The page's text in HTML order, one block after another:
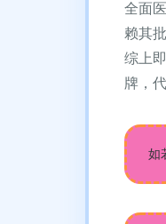
全面
赖其
综上
牌，
如